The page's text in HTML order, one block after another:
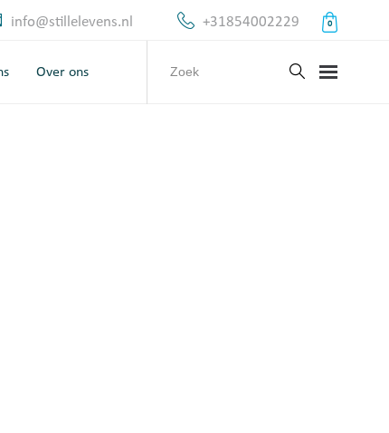
info@stillelevens.nl +31854002229 0
Over ons